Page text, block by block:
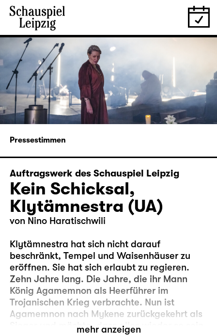
Pressestimmen
Auftragswerk des Schauspiel Leipzig
Kein Schicksal,
Klytämnestra (UA)
von Nino Haratischwili
Klytämnestra hat sich nicht darauf
beschränkt, Tempel und Waisenhäuser zu
eröffnen. Sie hat sich erlaubt zu regieren.
Zehn Jahre lang. Die Jahre, die ihr Mann
König Agamemnon als Heerführer im
Trojanischen Krieg verbrachte. Nun ist
Agamemnon nach Mykene zurückgekehrt als
Sieger und möchte, dass alles wieder so sein
mehr anzeigen